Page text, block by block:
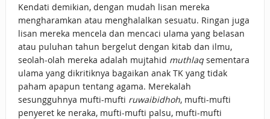
Kendati demikian, dengan mudah lisan mereka
mengharamkan atau menghalalkan sesuatu. Ringan juga
lisan mereka mencela dan mencaci ulama yang belasan
atau puluhan tahun bergelut dengan kitab dan ilmu,
seolah-olah mereka adalah mujtahid muthlaq sementara
ulama yang dikritiknya bagaikan anak TK yang tidak
paham apapun tentang agama. Merekalah
sesungguhnya mufti-mufti ruwaibidhoh, mufti-mufti
penyeret ke neraka, mufti-mufti palsu, mufti-mufti